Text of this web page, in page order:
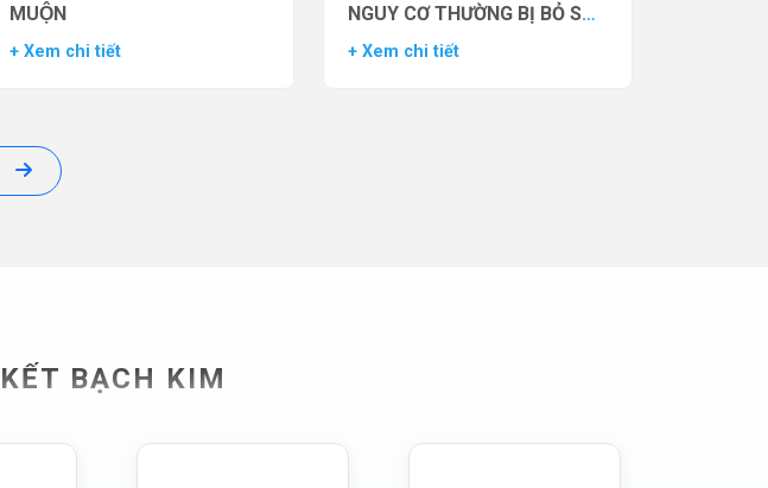
MUỘN
+ Xem chi tiết
NGUY CƠ THƯỜNG BỊ BỎ SÓT
– DỮ LIỆU TỪ NGHIÊN CỨU
+ Xem chi tiết
BẠCH KIM